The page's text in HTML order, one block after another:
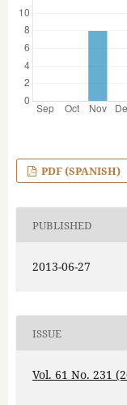
PDF (SPANISH)
PUBLISHED
2013-06-27
ISSUE
Vol. 61 No. 231